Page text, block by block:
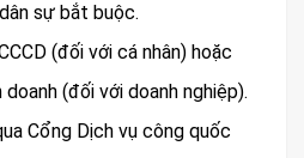
sự bắt buộc.
(đối với cá nhân) hoặc
(đối với doanh nghiệp).
Cổng Dịch vụ công quốc